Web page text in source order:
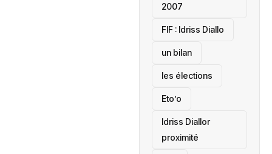
2007
‎FIF : Idriss Diallo
un bilan
les élections
Eto’o
Idriss Diallor
proximité